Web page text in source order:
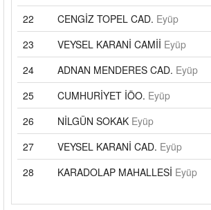
22
CENGİZ TOPEL CAD. Eyüp
23
VEYSEL KARANİ CAMİİ Eyüp
24
ADNAN MENDERES CAD. Eyüp
25
CUMHURİYET İÖO. Eyüp
26
NİLGÜN SOKAK Eyüp
27
VEYSEL KARANİ CAD. Eyüp
28
KARADOLAP MAHALLESİ Eyüp